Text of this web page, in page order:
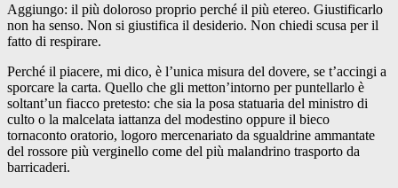
Aggiungo: il più doloroso proprio perché il più etereo. Giustificarlo
non ha senso. Non si giustifica il desiderio. Non chiedi scusa per il
fatto di respirare.
Perché il piacere, mi dico, è l’unica misura del dovere, se t’accingi a
sporcare la carta. Quello che gli metton’intorno per puntellarlo è
soltant’un fiacco pretesto: che sia la posa statuaria del ministro di
culto o la malcelata iattanza del modestino oppure il bieco
tornaconto oratorio, logoro mercenariato da sgualdrine ammantate
del rossore più verginello come del più malandrino trasporto da
barricaderi.